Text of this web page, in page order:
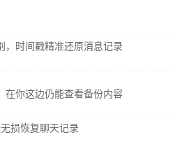
，时间戳精准还原消息记录
在你这边仍能查看备份内容
损恢复聊天记录